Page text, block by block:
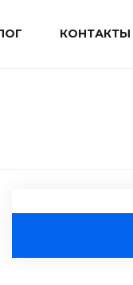
КОНТАКТЫ